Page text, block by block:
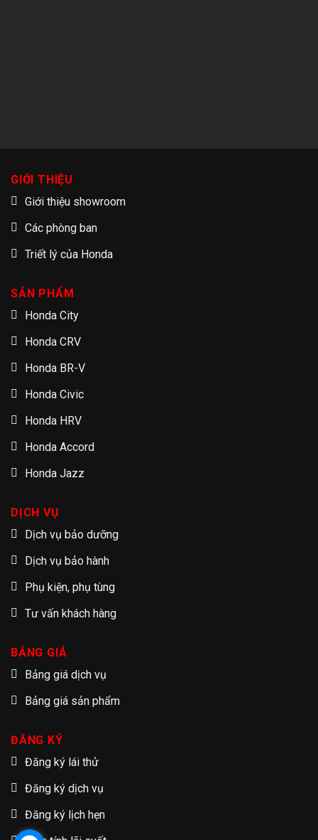
GIỚI THIỆU
Giới thiệu showroom
Các phòng ban
Triết lý của Honda
SẢN PHẨM
Honda City
Honda CRV
Honda BR-V
Honda Civic
Honda HRV
Honda Accord
Honda Jazz
DỊCH VỤ
Dịch vụ bảo dưỡng
Dịch vụ bảo hành
Phụ kiện, phụ tùng
Tư vấn khách hàng
BẢNG GIÁ
Bảng giá dịch vụ
Bảng giá sản phẩm
ĐĂNG KÝ
Đăng ký lái thử
Đăng ký dịch vụ
Đăng ký lịch hẹn